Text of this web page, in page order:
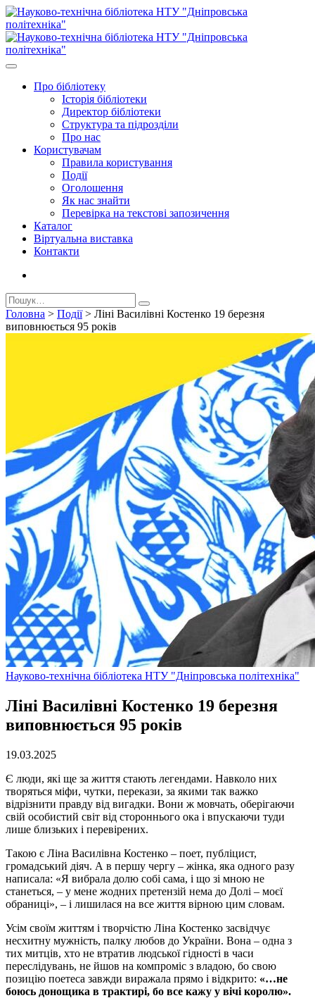
Про бiблiотеку
Історія бібліотеки
Директор бiблiотеки
Структура та підрозділи
Про нас
Користувачам
Правила користування
Події
Оголошення
Як нас знайти
Перевірка на текстові запозичення
Каталог
Віртуальна виставка
Контакти
Головна > Події> Ліні Василівні Костенко 19 березня
виповнюється 95 років
Науково-технічна бібліотека НТУ "Дніпровська політехніка"
Ліні Василівні Костенко 19 березня
виповнюється 95 років
19.03.2025
Є люди, які ще за життя стають легендами. Навколо них
творяться міфи, чутки, перекази, за якими так важко
відрізнити правду від вигадки. Вони ж мовчать, оберігаючи
свій особистий світ від стороннього ока і впускаючи туди
лише близьких і перевірених.
Такою є Ліна Василівна Костенко – поет, публіцист,
громадський діяч. А в першу чергу – жінка, яка одного разу
написала: «Я вибрала долю собі сама, і що зі мною не
станеться, – у мене жодних претензій нема до Долі – моєї
обраниці», – і лишилася на все життя вірною цим словам.
Усім своїм життям і творчістю Ліна Костенко засвідчує
несхитну мужність, палку любов до України. Вона – одна з
тих митців, хто не втратив людської гідності в часи
переслідувань, не йшов на компроміс з владою, бо свою
позицію поетеса завжди виражала прямо і відкрито: «…не
боюсь донощика в трактирі, бо все кажу у вічі королю».